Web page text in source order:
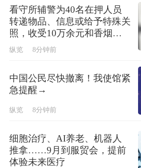
看守所辅警为40名在押人员
转递物品、信息或给予特殊关
照，收受10万余元和香烟约
30条，获刑一年
纵览 8分钟前
中国公民尽快撤离！我使馆紧
急提醒→
纵览 8分钟前
细胞治疗、AI养老、机器人
推拿……9月到服贸会，提前
体验未来医疗